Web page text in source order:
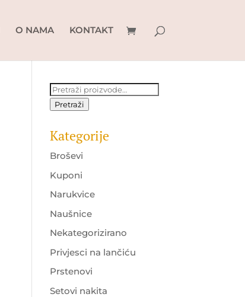
O NAMA KONTAKT
Pretraži:
Pretraži
Kategorije
Broševi
Kuponi
Narukvice
Naušnice
Nekategorizirano
Privjesci na lančiću
Prstenovi
Setovi nakita